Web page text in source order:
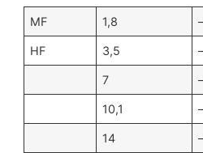
MF 1,8
HF 3,5
7
10,1
14